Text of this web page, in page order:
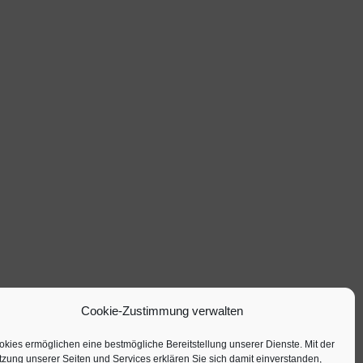
Cookie-Zustimmung verwalten
ermöglichen eine bestmögliche Bereitstellung unserer Dienste. Mit der
unserer Seiten und Services erklären Sie sich damit einverstanden,